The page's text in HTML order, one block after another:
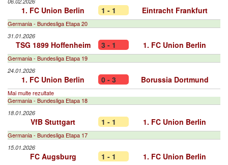
1. FC Union Berlin 1 - 1 Eintracht Frankfurt
Germania - Bundesliga Etapa 20
31.01.2026
TSG 1899 Hoffenheim 3 - 1 1. FC Union Berlin
Germania - Bundesliga Etapa 19
24.01.2026
1. FC Union Berlin 0 - 3 Borussia Dortmund
Mai multe rezultate
Germania - Bundesliga Etapa 18
18.01.2026
VfB Stuttgart 1 - 1 1. FC Union Berlin
Germania - Bundesliga Etapa 17
15.01.2026
FC Augsburg 1 - 1 1. FC Union Berlin